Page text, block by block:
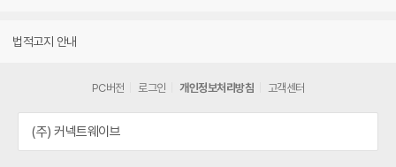
법적고지 안내
PC버전 로그인 개인정보처리방침 고객센터
(주) 커넥트웨이브